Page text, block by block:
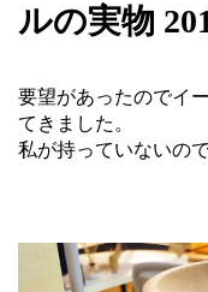
ルの実物
要望があったのでイ
てきました。
私が持っていないので